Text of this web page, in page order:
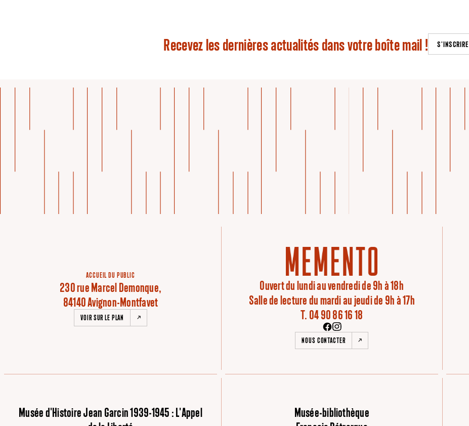
Recevez les dernières actualités dans votre boîte mail ! S'INSCRIRE
Ouvert du lundi au vendredi de 9h à 18h
Salle de lecture du mardi au jeudi de 9h à 17h
T. 04 90 86 16 18
NOUS CONTACTER
ACCUEIL DU PUBLIC
230 rue Marcel Demonque,
84140 Avignon-Montfavet
VOIR SUR LE PLAN
Musée d'Histoire Jean Garcin 1939-1945 : L'Appel
Musée-bibliothèque